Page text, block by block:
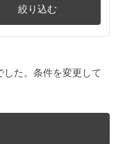
絞り込む
た。条件を変更して